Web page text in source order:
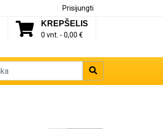
Prisijungti
KREPŠELIS
0 vnt. - 0,00 €